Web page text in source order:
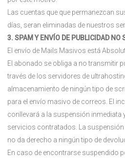
Las cuentas que que permanezcan
días, seran eliminadas de nuestros
3. SPAM Y ENVÍO DE PUBLICIDAD NO
El envío de Mails Masivos está
El abonado se obliga a no transmitir
través de los servidores de
almacenamiento de ningún tipo de
para el envío masivo de correos. El
conllevará a la suspensión inmediata
servicios contratados. La
no da derecho a ningún tipo de
En caso de encontrarse suspendido